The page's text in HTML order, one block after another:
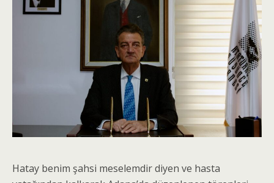
Hatay benim şahsi meselemdir diyen ve hasta